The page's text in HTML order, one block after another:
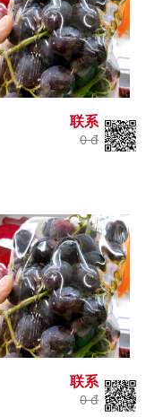
联系
0 đ
联系
0 đ